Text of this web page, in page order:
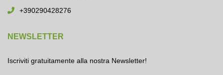
+390290428276
NEWSLETTER
Iscriviti gratuitamente alla nostra Newsletter!